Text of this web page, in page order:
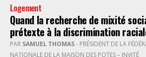
Logement
Quand la recherche de mixité
prétexte à la discrimination
PAR SAMUEL THOMAS
NATIONALE DE LA MAISON DES POTES – INVITÉ